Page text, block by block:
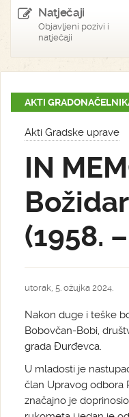
Natječaji
Objavljeni pozivi i
natječaji
AKTI
Akti Gradske uprave
IN
(1958.
utorak, 5. ožujka 2024.
Nakon duge i teške
Bobovčan-Bobi,
grada Đurđevca.
U mladosti je
član Upravog odbora
značajno je